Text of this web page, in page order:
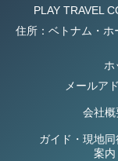
PLAY TRAVEL
住所：ベトナム・ホ
ホ
メールア
会社概
ガイド・現地
案内